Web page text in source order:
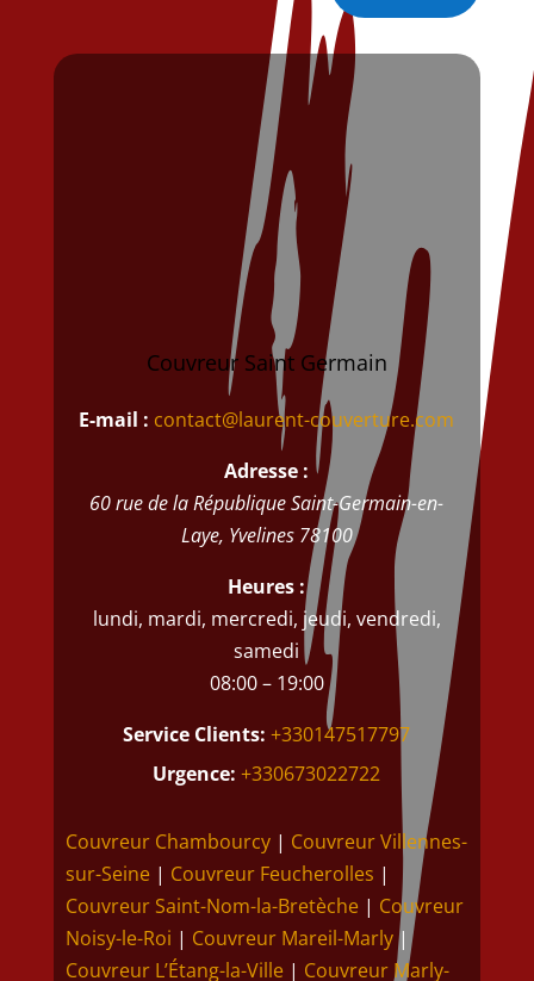
Couvreur Saint Germain
E-mail : contact@laurent-couverture.com
Adresse :
60 rue de la République Saint-Germain-en-
Laye, Yvelines 78100
Heures :
lundi, mardi, mercredi, jeudi, vendredi,
samedi
08:00 – 19:00
Service Clients: +330147517797
Urgence: +330673022722
Couvreur Chambourcy| Couvreur Villennes-
sur-Seine | Couvreur Feucherolles |
Couvreur Saint-Nom-la-Bretèche | Couvreur
Noisy-le-Roi | Couvreur Mareil-Marly|
Couvreur L’Étang-la-Ville | Couvreur Marly-